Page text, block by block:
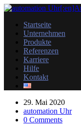
Startseite
Unternehmen
Produkte
Referenzen
Karriere
Hilfe
Kontakt
29. Mai 2020
automation Uhr
0 Comments